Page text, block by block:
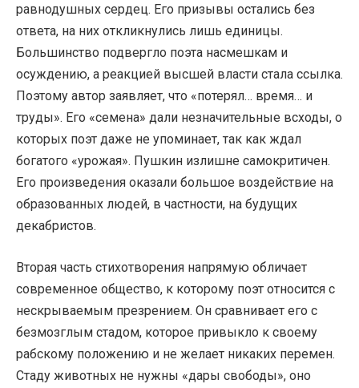
равнодушных сердец. Его призывы остались без
ответа, на них откликнулись лишь единицы.
Большинство подвергло поэта насмешкам и
осуждению, а реакцией высшей власти стала ссылка.
Поэтому автор заявляет, что «потерял… время… и
труды». Его «семена» дали незначительные всходы, о
которых поэт даже не упоминает, так как ждал
богатого «урожая». Пушкин излишне самокритичен.
Его произведения оказали большое воздействие на
образованных людей, в частности, на будущих
декабристов.
Вторая часть стихотворения напрямую обличает
современное общество, к которому поэт относится с
нескрываемым презрением. Он сравнивает его с
безмозглым стадом, которое привыкло к своему
рабскому положению и не желает никаких перемен.
Стаду животных не нужны «дары свободы», оно